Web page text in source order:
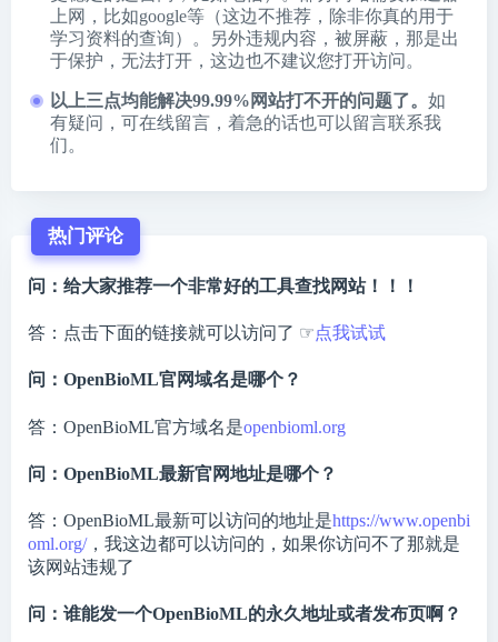
上网，比如google等（这边不推荐，除非你真的用于
学习资料的查询）。另外违规内容，被屏蔽，那是出
于保护，无法打开，这边也不建议您打开访问。
以上三点均能解决99.99%网站打不开的问题了。 如
有疑问，可在线留言，着急的话也可以留言联系我
们。
热门评论
问：给大家推荐一个非常好的工具查找网站！！！
答：点击下面的链接就可以访问了 ☞点我试试
问：OpenBioML官网域名是哪个？
答：OpenBioML官方域名是openbioml.org
问：OpenBioML最新官网地址是哪个？
答：OpenBioML最新可以访问的地址是https://www.openbi
oml.org/，我这边都可以访问的，如果你访问不了那就是
该网站违规了
问：谁能发一个OpenBioML的永久地址或者发布页啊？